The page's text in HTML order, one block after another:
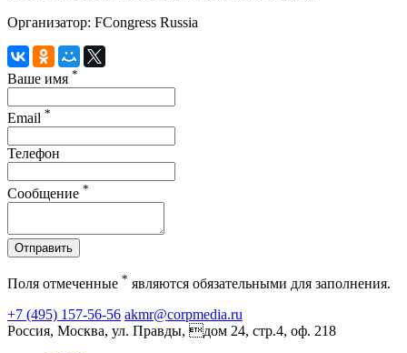
Организатор: FCongress Russia
Ваше имя *
Email *
Телефон
Сообщение *
Отправить
Поля отмеченные * являются обязательными для заполнения.
+7 (495) 157-56-56 akmr@corpmedia.ru
Россия, Москва, ул. Правды, дом 24, стр.4, оф. 218